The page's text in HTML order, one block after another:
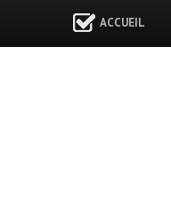
ACCUEIL